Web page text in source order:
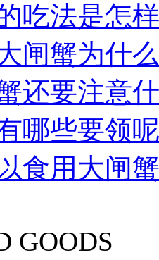
吃法是怎
闸蟹为什
还要注意
哪些要领
食用大闸
GOODS